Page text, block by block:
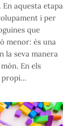
aquesta etapa
i per
que
menor: és una
la seva manera
En els
propi…